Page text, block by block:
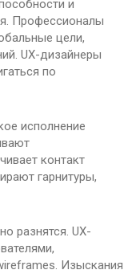
и
Профессионалы
цели,
UX-дизайнеры
по
исполнение
контакт
гарнитуры,
разнятся. UX-
Изыскания